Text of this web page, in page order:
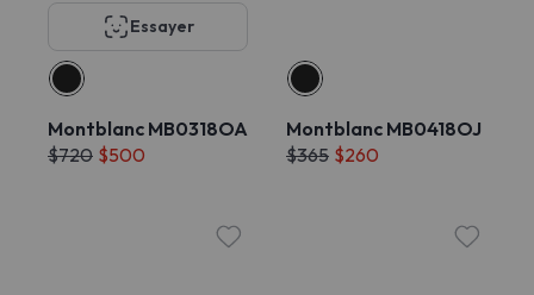
Essayer
Montblanc MB0318OA
$720 $500
Montblanc MB0418OJ
$365 $260